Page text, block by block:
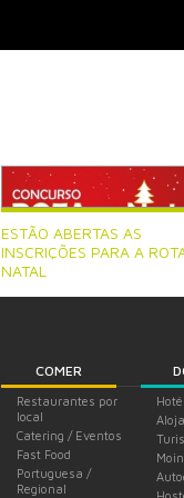
ESTÃO ABERTAS AS
INSCRIÇÕES PARA A
NATAL
COMER
Restaurantes por
local
Catering / Eventos
Fast Food
Portuguesa /
Regional